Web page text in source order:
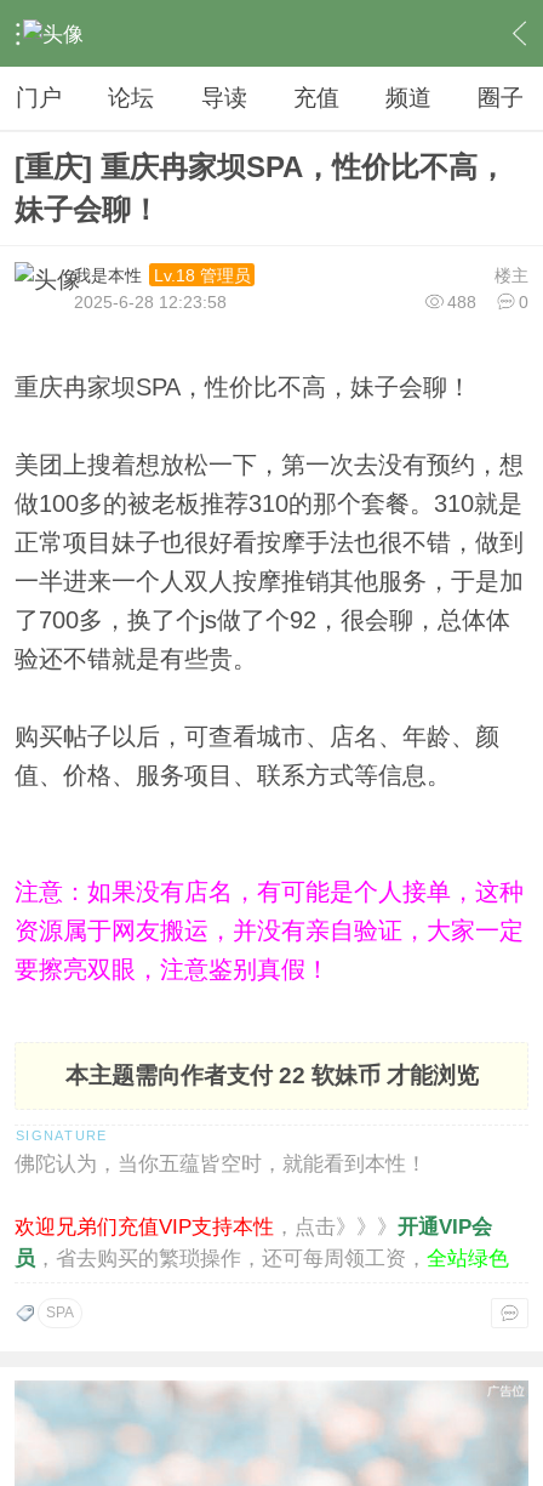
› 夜生活 › SPA › 内容
门户 论坛 导读 充值 频道 圈子
[重庆] 重庆冉家坝SPA，性价比不高，
妹子会聊！
楼主
我是本性
Lv.18 管理员
488
0
2025-6-28 12:23:58
重庆冉家坝SPA，性价比不高，妹子会聊！
美团上搜着想放松一下，第一次去没有预约，想
做100多的被老板推荐310的那个套餐。310就是
正常项目妹子也很好看按摩手法也很不错，做到
一半进来一个人双人按摩推销其他服务，于是加
了700多，换了个js做了个92，很会聊，总体体
验还不错就是有些贵。
购买帖子以后，可查看城市、店名、年龄、颜
值、价格、服务项目、联系方式等信息。
注意：如果没有店名，有可能是个人接单，这种
资源属于网友搬运，并没有亲自验证，大家一定
要擦亮双眼，注意鉴别真假！
本主题需向作者支付22 软妹币 才能浏览
佛陀认为，当你五蕴皆空时，就能看到本性！
欢迎兄弟们充值VIP支持本性 ，点击》》》 开通VIP会
员 ，省去购买的繁琐操作，还可每周领工资， 全站绿色
SPA